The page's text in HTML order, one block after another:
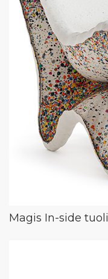
Magis In-side tuoli